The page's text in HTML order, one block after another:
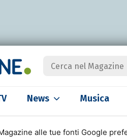
News Musica
alle tue fonti Google